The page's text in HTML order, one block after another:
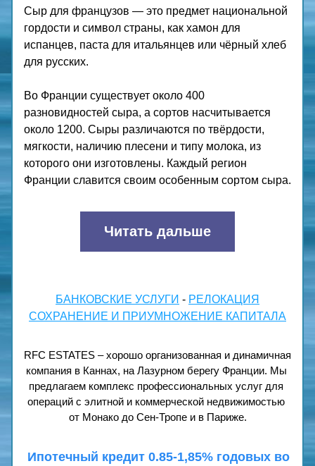
Сыр для французов — это предмет национальной
гордости и символ страны, как хамон для
испанцев, паста для итальянцев или чёрный хлеб
для русских.
Во Франции существует около 400
разновидностей сыра, а сортов насчитывается
около 1200. Сыры различаются по твёрдости,
мягкости, наличию плесени и типу молока, из
которого они изготовлены. Каждый регион
Франции славится своим особенным сортом сыра.
Читать дальше
БАНКОВСКИЕ УСЛУГИ - РЕЛОКАЦИЯ
СОХРАНЕНИЕ И ПРИУМНОЖЕНИЕ КАПИТАЛА
RFC ESTATES – хорошо организованная и динамичная
компания в Каннах, на Лазурном берегу Франции. Мы
предлагаем комплекс профессиональных услуг для
операций с элитной и коммерческой недвижимостью
от Монако до Сен-Тропе и в Париже.
Ипотечный кредит 0.85-1,85% годовых во